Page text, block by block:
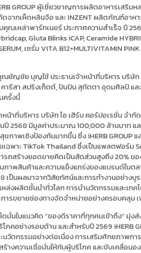
GROUP ผู้เชี่ยวชาญการผลิตอาหารเสริ
ากเห็ดหลินจือ และ INZENT ผลิตภัณฑ์อาห
คุณเหล่าพาร์ทเนอร์ ประกาศความสำเร็จ ปี
Gluta Blinks iCAP, Ceramide
เซรั่ม VITA B12+MULTIVITAMIN
ยัญชัย บุญใช้ ประธานเจ้าหน้าที่บริหาร บริษัท
คารีสา สปริงเก็ตต์, ปันปัน สุทัตตา อุดมศิลป์
ครั้งนี้
าที่บริหาร บริษัท ไอ เฮิร์บ คอร์ปอเรชั่น จำ
นปี 2568 มีมูลค่าประมาณ 100,000 ล้านบาท
ภาพเชิงป้องกันมากขึ้น ซึ่ง iHERB GROUP
ฉพาะ TikTok Thailand ซึ่งเป็นแพลตฟอร์ม
รถสร้างยอดขายคิดเป็นสัดส่วนสูงถึง 20%
าพสินค้าและความแข็งแกร่งของแบรนด์ในต
เป็นผลมาจากวิสัยทัศน์และการทำงานอย่า
งผลิตชั้นนำทั่วโลก การนำนวัตกรรมและเท
ารขยายช่องทางจัดจำหน่ายอย่างครอบคลุม
มั่นในแนวคิด “ของดีราคาที่ทุกคนเข้าถึง”
คอย่างรอบด้าน และสำหรับปี 2569 iHERB
ตกรรมอย่างต่อเนื่อง การเสริมศักยภาพการ
างความเชื่อมั่นให้กับผู้บริโภค และขับเคลื่อนอ